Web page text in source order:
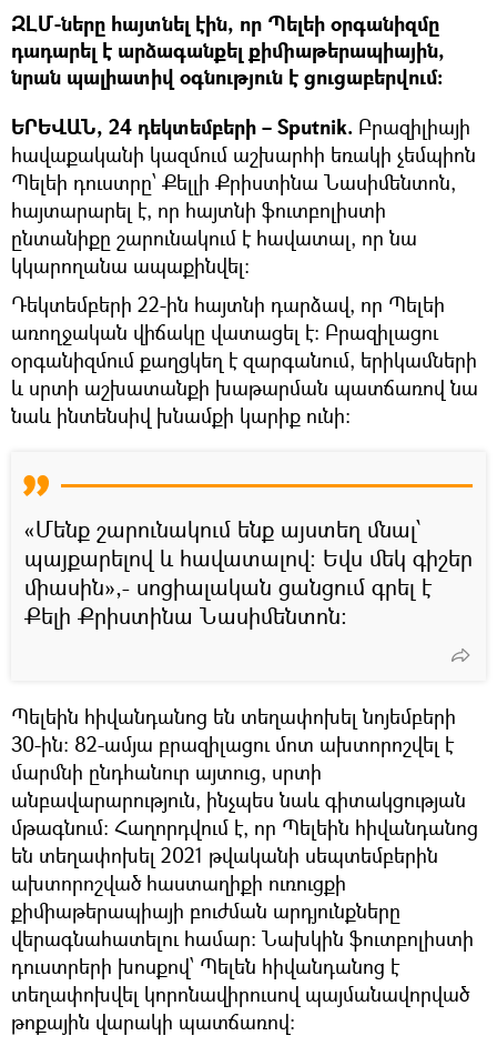
ԶԼՄ-ները հայտնել էին, որ Պելեի օրգանիզմը
դադարել է արձագանքել քիմիաթերապիային,
նրան պալիատիվ օգնություն է ցուցաբերվում։
ԵՐԵՎԱՆ, 24 դեկտեմբերի – Sputnik. Բրազիլիայի
հավաքականի կազմում աշխարհի եռակի չեմպիոն
Պելեի դուստրը՝ Քելլի Քրիստինա Նասիմենտոն,
հայտարարել է, որ հայտնի ֆուտբոլիստի
ընտանիքը շարունակում է հավատալ, որ նա
կկարողանա ապաքինվել:
Դեկտեմբերի 22-ին հայտնի դարձավ, որ Պելեի
առողջական վիճակը վատացել է։ Բրազիլացու
օրգանիզմում քաղցկեղ է զարգանում, երիկամների
և սրտի աշխատանքի խաթարման պատճառով նա
նաև ինտենսիվ խնամքի կարիք ունի։
«Մենք շարունակում ենք այստեղ մնալ՝
պայքարելով և հավատալով։ Եվս մեկ գիշեր
միասին»,- սոցիալական ցանցում գրել է
Քելի Քրիստինա Նասիմենտոն։
Պելեին հիվանդանոց են տեղափոխել նոյեմբերի
30-ին։ 82-ամյա բրազիլացու մոտ ախտորոշվել է
մարմնի ընդհանուր այտուց, սրտի
անբավարարություն, ինչպես նաև գիտակցության
մթագնում։ Հաղորդվում է, որ Պելեին հիվանդանոց
են տեղափոխել 2021 թվականի սեպտեմբերին
ախտորոշված հաստաղիքի ուռուցքի
քիմիաթերապիայի բուժման արդյունքները
վերագնահատելու համար: Նախկին ֆուտբոլիստի
դուստրերի խոսքով՝ Պելեն հիվանդանոց է
տեղափոխվել կորոնավիրուսով պայմանավորված
թոքային վարակի պատճառով։